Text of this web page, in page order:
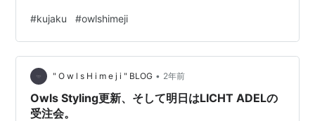
だ、素敵なアイテムがございますので、 サイズ等合うも
のがありましたらポチって下さい。 どうぞよろしくお願
い致します。 セール会場はこちらから＞＞＞ Owls 今野
ONLINE STORE＞＞＞ メンバー登録はこちらからどうぞ
＞＞＞ instagram＞＞＞ Owls Him…
#kujaku #owlshimeji
" O w l s H i m e j i " BLOG • 2年前
Owls Styling更新、そして明日はLICHT ADELの
受注会。